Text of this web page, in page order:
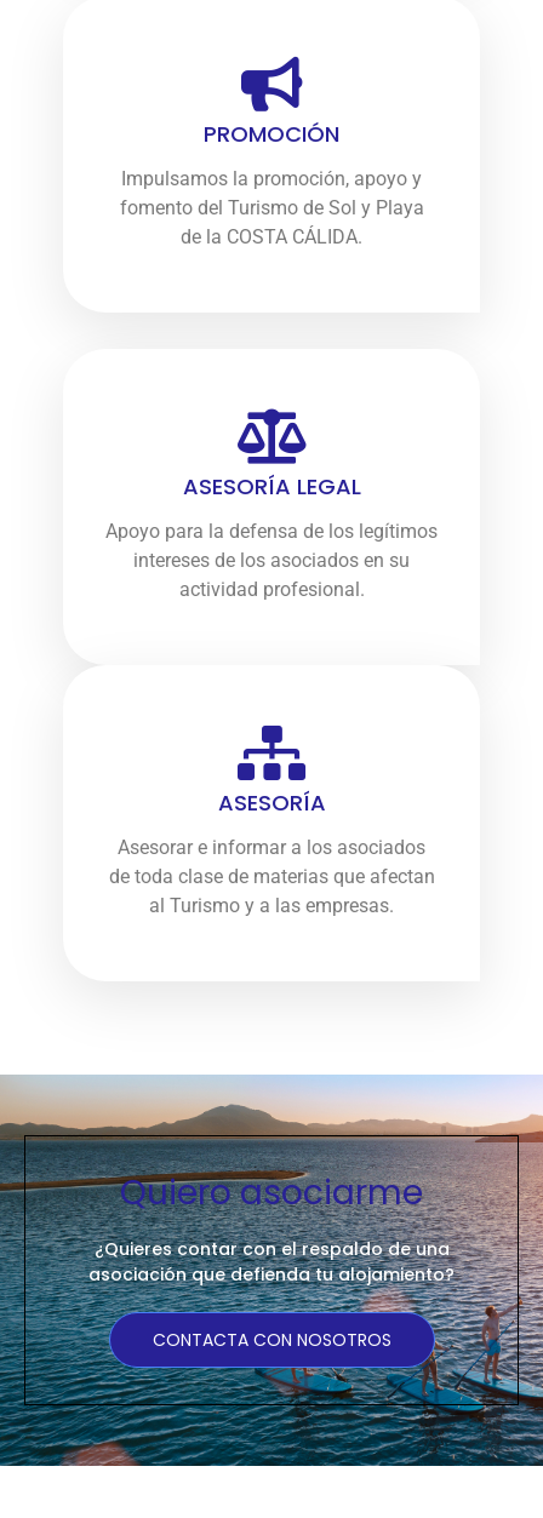
PROMOCIÓN
Impulsamos la promoción, apoyo y
fomento del Turismo de Sol y Playa
de la COSTA CÁLIDA.
ASESORÍA LEGAL
Apoyo para la defensa de los legítimos
intereses de los asociados en su
actividad profesional.
ASESORÍA
Asesorar e informar a los asociados
de toda clase de materias que afectan
al Turismo y a las empresas.
Quiero asociarme
¿Quieres contar con el respaldo de una
asociación que defienda tu alojamiento?
CONTACTA CON NOSOTROS